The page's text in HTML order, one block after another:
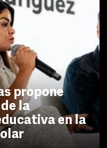
propone
la
en la